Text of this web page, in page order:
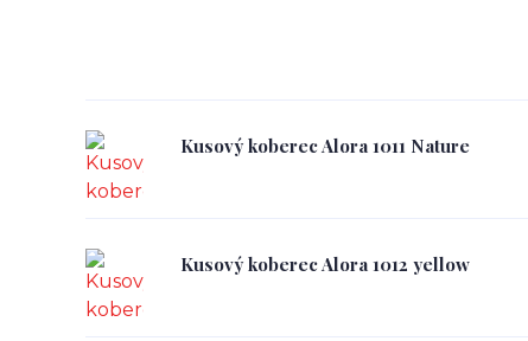
Kusový koberec Alora 1011 Nature
Kusový koberec Alora 1012 yellow